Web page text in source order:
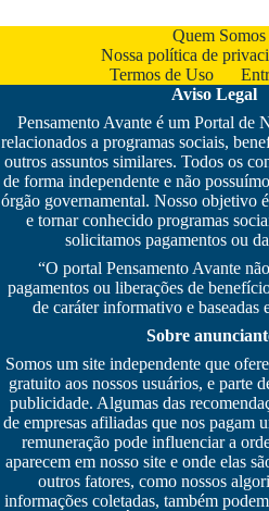
Quem
Nossa política de
Termos de Uso
Aviso Legal
Pensamento Avante é um Portal de
relacionados a programas sociais,
outros assuntos similares. Todos os
de forma independente e não
órgão governamental. Nosso objetivo
e tornar conhecido programas
solicitamos pagamentos ou
“O portal Pensamento Avante
pagamentos ou liberações de
de caráter informativo e baseadas
Sobre
Somos um site independente que
gratuito aos nossos usuários, e parte
publicidade. Algumas das
de empresas afiliadas que nos pagam
remuneração pode influenciar a
aparecem em nosso site e onde elas
outros fatores, como nossos
informações coletadas, também